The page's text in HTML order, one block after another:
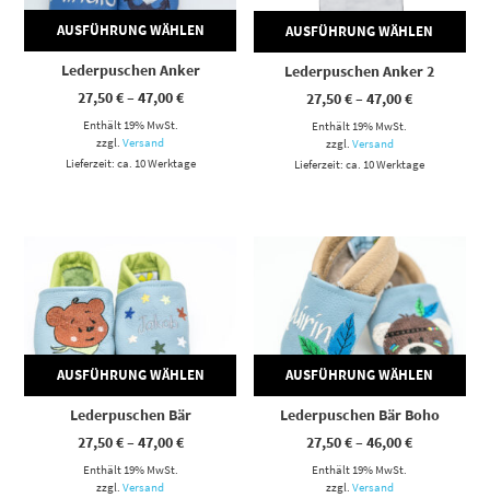
AUSFÜHRUNG WÄHLEN
Lederpuschen Anker
27,50€–47,00€Preisspanne:
Enthält 19% MwSt.
zzgl.Versand
Lieferzeit: ca. 10 Werktage
AUSFÜHRUNG WÄHLEN
Lederpuschen Anker 2
27,50€–47,00€
Enthält 19% MwSt.
zzgl. Versand
Lieferzeit: ca. 10 Werktage
AUSFÜHRUNG WÄHLEN
Lederpuschen Bär
27,50€–47,00€Preisspanne:
Enthält 19% MwSt.
zzgl.Versand
AUSFÜHRUNG WÄHLEN
Lederpuschen Bär Boho
27,50€–46,00€
Enthält 19% MwSt.
zzgl. Versand